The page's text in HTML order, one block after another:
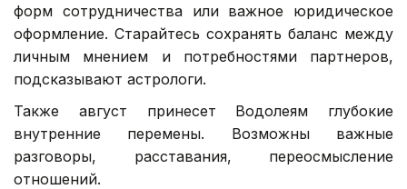
форм сотрудничества или важное юридическое
оформление. Старайтесь сохранять баланс между
личным мнением и потребностями партнеров,
подсказывают астрологи.
Также август принесет Водолеям глубокие
внутренние перемены. Возможны важные
разговоры, расставания, переосмысление
отношений.